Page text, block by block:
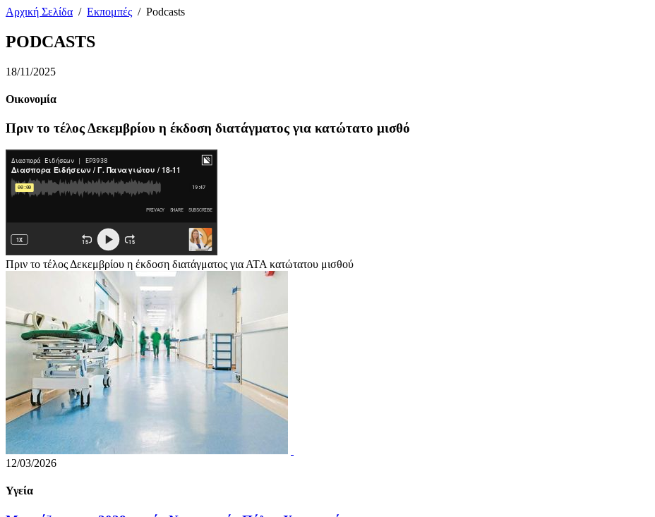
Αρχική Σελίδα / Εκπομπές / Podcasts
PODCASTS
18/11/2025
Οικονομία
Πριν το τέλος Δεκεμβρίου η έκδοση διατάγματος για κατώτατο μισθό
Πριν το τέλος Δεκεμβρίου η έκδοση διατάγματος για ΑΤΑ κατώτατου μισθού
12/03/2026
Υγεία